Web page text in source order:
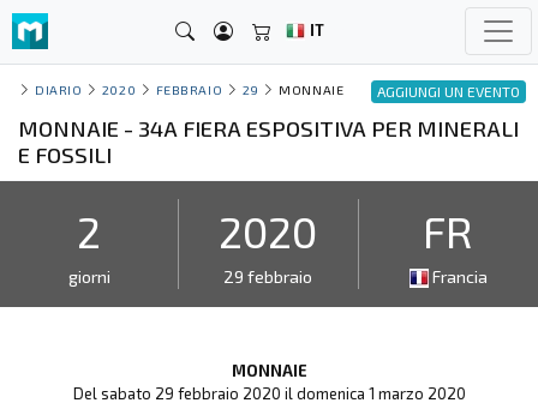
IT
AGGIUNGI UN EVENTO
DIARIO 2020 FEBBRAIO 29 MONNAIE
MONNAIE - 34A FIERA ESPOSITIVA PER MINERALI
E FOSSILI
2
giorni
2020
29 febbraio
FR
Francia
MONNAIE
Del sabato 29 febbraio 2020 il domenica 1 marzo 2020